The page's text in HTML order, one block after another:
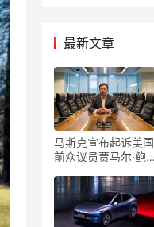
最新文章
马斯克宣布起诉美国
前众议员贾马尔·鲍